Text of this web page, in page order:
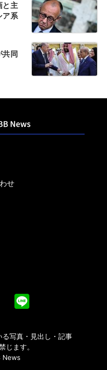
と主
ア系
共同
せ
写真・見出し・記事
じます。
News